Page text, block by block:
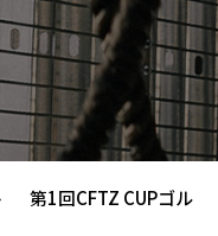
第1回CFTZ CUPゴル